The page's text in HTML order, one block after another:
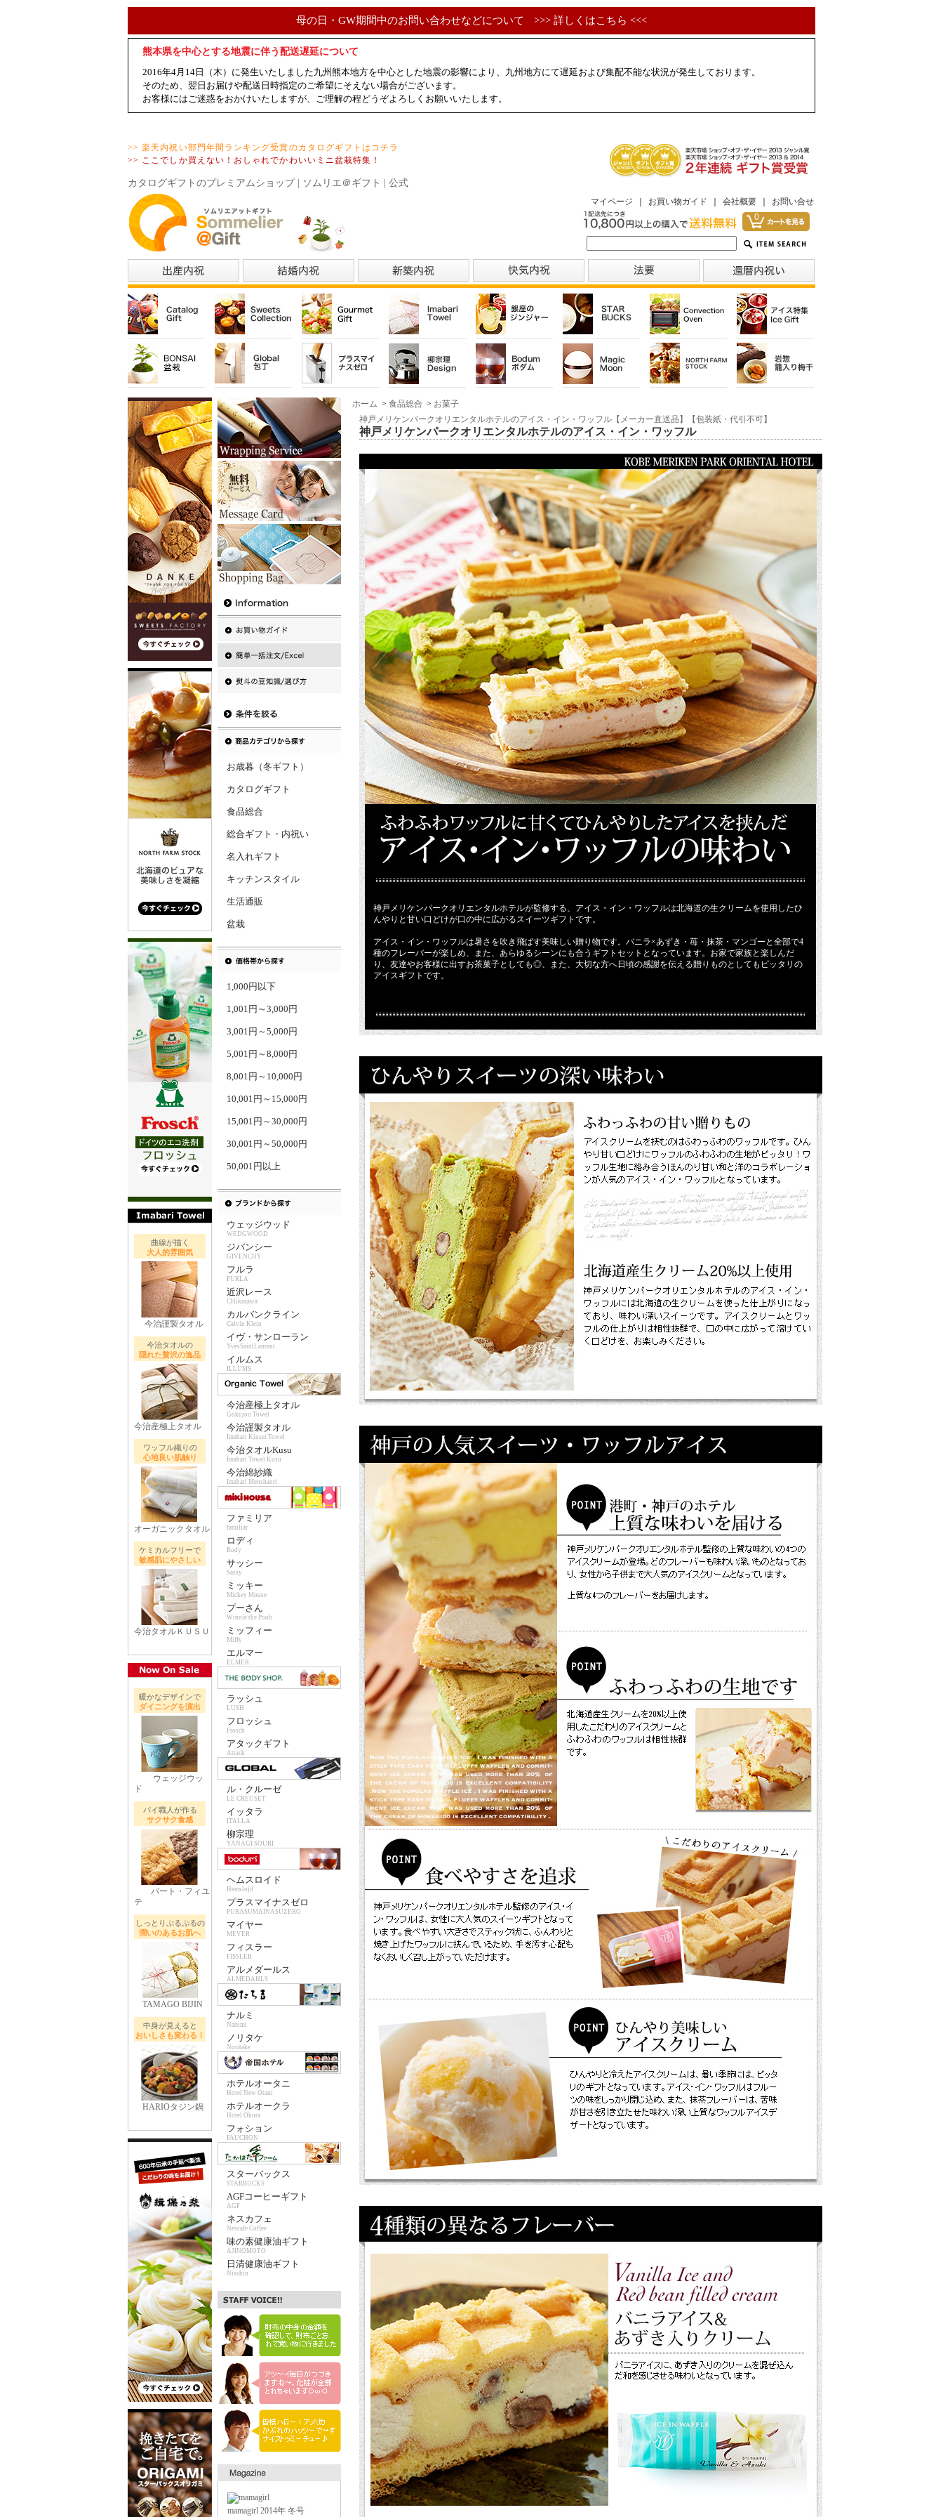
母の日・GW期間中のお問い合わせなどについて >>> 詳しくはこちら <<<
熊本県を中心とする地震に伴う配送遅延について
2016年4月14日（木）に発生いたしました九州熊本地方を中心とした地震の影響により、九州地方にて遅延および集配不能な状況が発生しております。
そのため、翌日お届けや配送日時指定のご希望にそえない場合がございます。
お客様にはご迷惑をおかけいたしますが、ご理解の程どうぞよろしくお願いいたします。
>> 楽天内祝い部門年間ランキング受賞のカタログギフトはコチラ
>> ここでしか買えない！おしゃれでかわいいミニ盆栽特集！
カタログギフトのプレミアムショップ | ソムリエ＠ギフト | 公式
お問い合せ
会社概要
お買い物ガイド
マイページ
0
曲線が描く
大人的雰囲気
今治謹製タオル
今治タオルの
隠れた贅沢の逸品
今治産極上タオル
ワッフル織りの
心地良い肌触り
オーガニックタオル
ケミカルフリーで
敏感肌にやさしい
今治タオルＫＵＳＵ
暖かなデザインで
ダイニングを演出
ウェッジウッ
ド
パイ職人が作る
サクサク食感
パート・フィユ
テ
しっとりぷるぷるの
潤いのあるお肌へ
TAMAGO BIJIN
中身が見えると
おいしさも変わる！
HARIOタジン鍋
お歳暮（冬ギフト）
カタログギフト
食品総合
総合ギフト・内祝い
名入れギフト
キッチンスタイル
生活通販
盆栽
1,000円以下
1,001円～3,000円
3,001円～5,000円
5,001円～8,000円
8,001円～10,000円
10,001円～15,000円
15,001円～30,000円
30,001円～50,000円
50,001円以上
ウェッジウッド
WEDGWOOD
ジバンシー
GIVENCHY
フルラ
FURLA
近沢レース
CHikazawa
カルバンクライン
Calvin Klein
イヴ・サンローラン
YvesSaintLaurent
イルムス
ILLUMS
今治産極上タオル
Gokujou Towel
今治謹製タオル
Imabari Kinsei Towel
今治タオルKusu
Imabari Towel Kusu
今治綿紗織
Imabari Menshaori
ファミリア
familiar
ロディ
Rody
サッシー
Sassy
ミッキー
Mickey Mouse
プーさん
Winnie the Pooh
ミッフィー
Miffy
エルマー
ELMER
ラッシュ
LUSH
フロッシュ
Frosch
アタックギフト
Attack
ル・クルーゼ
LE CREUSET
イッタラ
ITALLA
柳宗理
YANAGI SOURI
ヘムスロイド
Hemslojd
プラスマイナスゼロ
PURASUMAINASUZERO
マイヤー
MEYER
フィスラー
FISSLER
アルメダールス
ALMEDAHLS
ナルミ
Narumi
ノリタケ
Noritake
ホテルオータニ
Hotel New Otani
ホテルオークラ
Hotel Okura
フォション
FAUCHON
スターバックス
STARBUCKS
AGFコーヒーギフト
AGF
ネスカフェ
Nescafe Coffee
味の素健康油ギフト
AJINOMOTO
日清健康油ギフト
Nisshin
mamagirl 2014年 冬号
ホーム > 食品総合 > お菓子
神戸メリケンパークオリエンタルホテルのアイス・イン・ワッフル【メーカー直送品】【包装紙・代引不可】
神戸メリケンパークオリエンタルホテルのアイス・イン・ワッフル
神戸メリケンパークオリエンタルホテルが監修する、アイス・イン・ワッフルは北海道の生クリームを使用したひ
んやりと甘い口どけが口の中に広がるスイーツギフトです。
アイス・イン・ワッフルは暑さを吹き飛ばす美味しい贈り物です。バニラ×あずき・苺・抹茶・マンゴーと全部で4
種のフレーバーが楽しめ、また、あらゆるシーンにも合うギフトセットとなっています。お家で家族と楽しんだ
り、友達やお客様に出すお茶菓子としても◎、また、大切な方へ日頃の感謝を伝える贈りものとしてもピッタリの
アイスギフトです。